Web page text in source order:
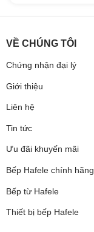
VỀ CHÚNG TÔI
Chứng nhận đại lý
Giới thiệu
Liên hệ
Tin tức
Ưu đãi khuyến mãi
Bếp Hafele chính hãng
Bếp từ Hafele
Thiết bị bếp Hafele